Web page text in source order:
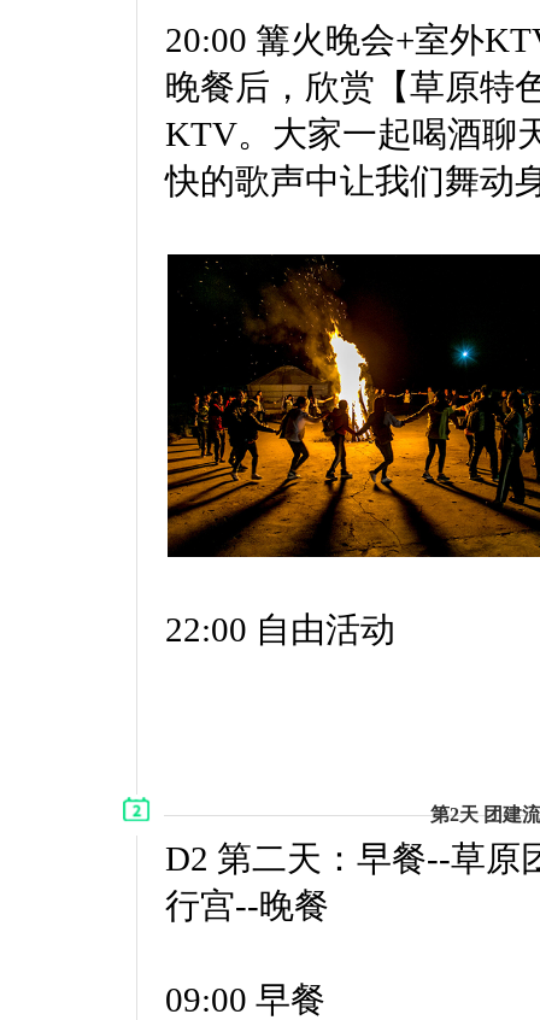
20:00 篝火晚会+室外
晚餐后，欣赏【草原特
KTV。大家一起喝酒聊
快的歌声中让我们舞动
22:00 自由活动
第2天 团建
D2 第二天：早餐--草原
行宫--晚餐
09:00 早餐